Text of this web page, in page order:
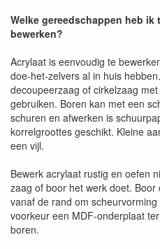
Welke gereedschappen heb
bewerken?
Acrylaat is eenvoudig te
doe-het-zelvers al in huis
decoupeerzaag of cirkelzaag
gebruiken. Boren kan met een
schuren en afwerken is
korrelgroottes geschikt. Kleine
een vijl.
Bewerk acrylaat rustig en oefen
zaag of boor het werk doet.
vanaf de rand om
voorkeur een MDF-onderplaat
boren.